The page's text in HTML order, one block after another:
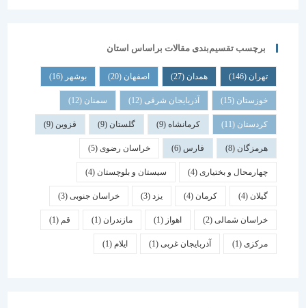
برچسب تقسیم‌بندی مقالات براساس استان
همدان اصفهان (20) بوشهر
خوزستان(15) آذربایجان شرقی(12) سمنان (12)
کردستان(11) کرمانشاه(9) گلستان (9) قزوین
هرمزگان(8) فارس خراسان رضوی(5)
چهارمحال و بختیاری (4) سیستان و بلوچستان(4)
کرمان یزد خراسان جنوبی(3)
خراسان شمالی(2) اهواز مازندران(1) قم
(1) آذربایجان غربی(1) ایلام